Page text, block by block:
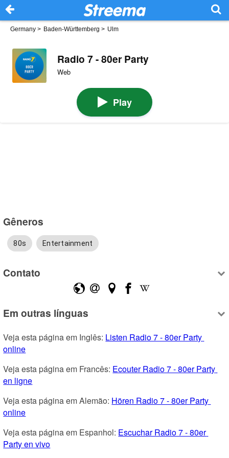
Germany > Baden-Württemberg > Ulm
Radio 7 - 80er Party
Web
Play
Gêneros
80s Entertainment
Contato
Em outras línguas
Veja esta página em Inglês: Listen Radio 7 - 80er Party
online
Veja esta página em Francês: Ecouter Radio 7 - 80er Party
en ligne
Veja esta página em Alemão: Hören Radio 7 - 80er Party
online
Veja esta página em Espanhol: Escuchar Radio 7 - 80er
Party en vivo